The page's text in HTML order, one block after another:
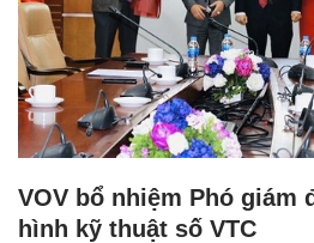
VOV bổ nhiệm Phó giám
hình kỹ thuật số VTC